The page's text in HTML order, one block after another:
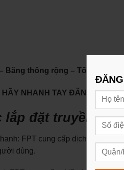
Băng thông rộng – Tốc độ ổn
HÃY NHANH TAY ĐĂNG KÝ ĐI
đặt truyền
FPT cung cấp dịch vụ
dùng.